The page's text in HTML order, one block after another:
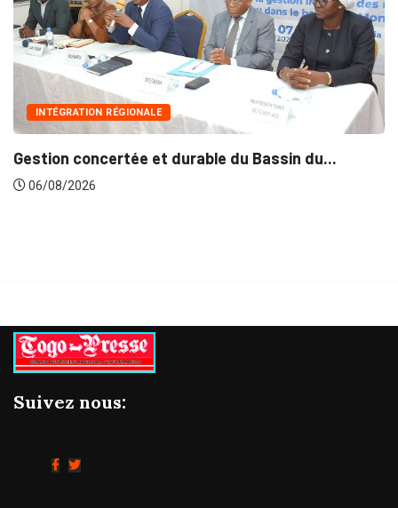
INTÉGRATION RÉGIONALE
Gestion concertée et durable du Bassin du...
06/08/2026
Suivez nous: